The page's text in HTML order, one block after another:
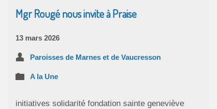
Mgr Rougé nous invite à Praise
13 mars 2026
Paroisses de Marnes et de Vaucresson
A la Une
initiatives solidarité fondation sainte geneviève